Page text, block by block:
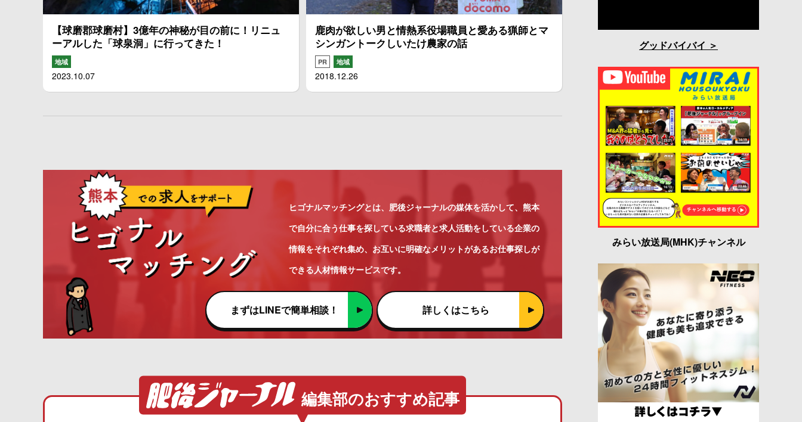
【球磨郡球磨村】3億年の神秘が目の前に！リニュ
ーアルした「球泉洞」に行ってきた！
地域
2023.10.07
鹿肉が欲しい男と情熱系役場職員と愛ある猟師とマ
シンガントークしいたけ農家の話
PR 地域
2018.12.26
ヒゴナルマッチングとは、肥後ジャーナルの媒体を活かして、熊本
で自分に合う仕事を探している求職者と求人活動をしている企業の
情報をそれぞれ集め、お互いに明確なメリットがあるお仕事探しが
できる人材情報サービスです。
まずはLINEで簡単相談！ 詳しくはこちら
編集部のおすすめ記事
グッドバイバイ
みらい放送局(MHK)チャンネル